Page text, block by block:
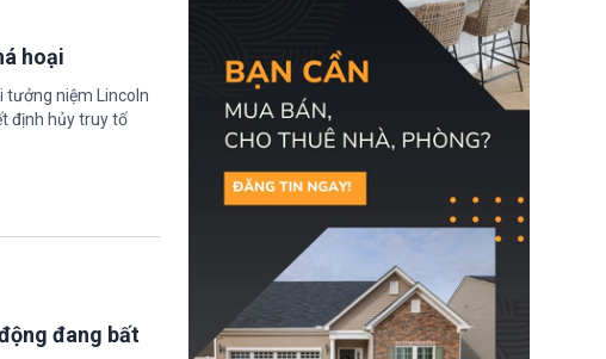
hoại
tưởng niệm Lincoln
định hủy truy tố
đang bất